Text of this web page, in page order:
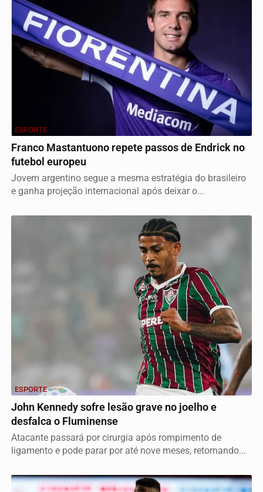
ESPORTE
Franco Mastantuono repete passos de Endrick no
futebol europeu
Jovem argentino segue a mesma estratégia do brasileiro
e ganha projeção internacional após deixar o...
ESPORTE
John Kennedy sofre lesão grave no joelho e
desfalca o Fluminense
Atacante passará por cirurgia após rompimento de
ligamento e pode parar por até nove meses, retornando...